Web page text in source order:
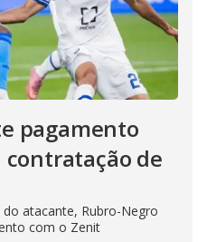
pagamento
contratação de
atacante, Rubro-Negro
com o Zenit